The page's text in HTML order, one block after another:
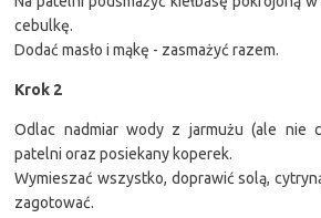
cebulkę.
Dodać masło i mąkę - zasmażyć razem.
Krok 2
Odlac nadmiar wody z jarmużu (ale nie
patelni oraz posiekany koperek.
Wymieszać wszystko, doprawić solą,
zagotować.